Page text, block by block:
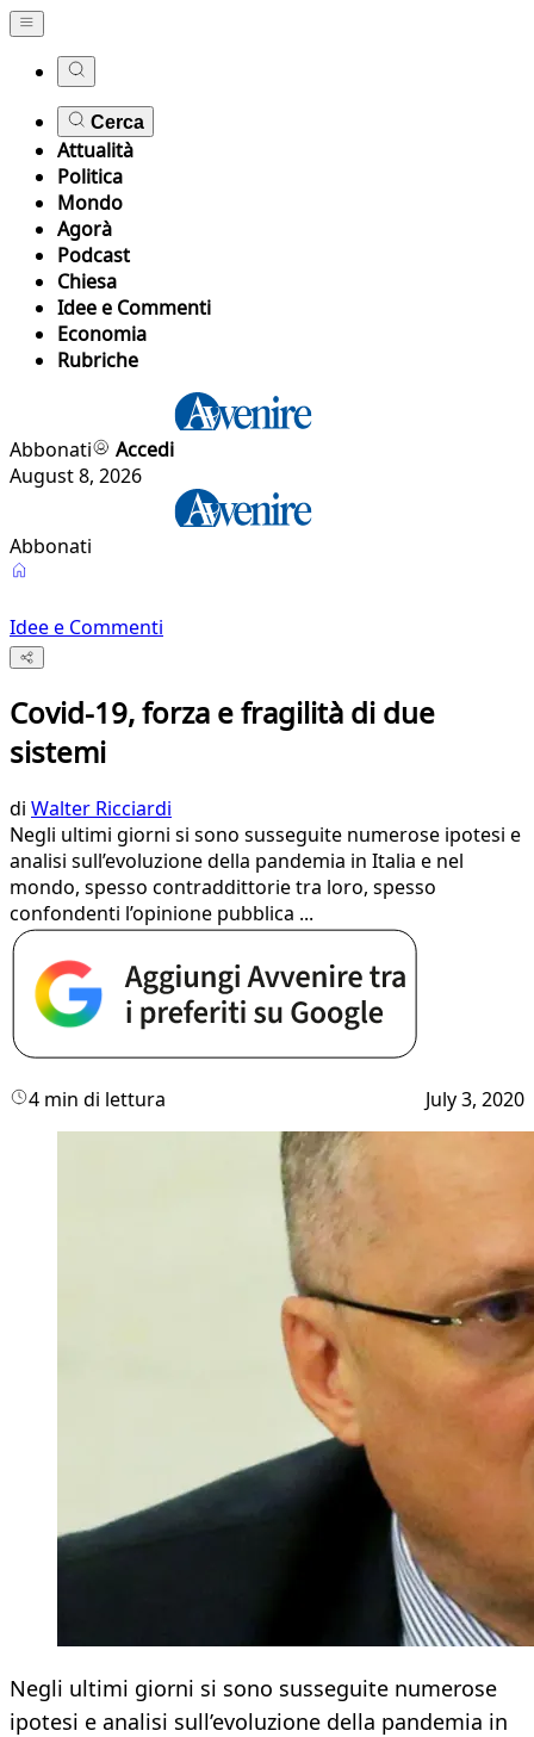
Cerca
Attualità
Politica
Mondo
Agorà
Podcast
Chiesa
Idee e Commenti
Economia
Rubriche
Abbonati
Accedi
August 8, 2026
Abbonati
Idee e Commenti
Covid-19, forza e fragilità di due
sistemi
di Walter Ricciardi
Negli ultimi giorni si sono susseguite numerose ipotesi e
analisi sull’evoluzione della pandemia in Italia e nel
mondo, spesso contraddittorie tra loro, spesso
confondenti l’opinione pubblica ...
4 min di lettura July 3, 2020
Negli ultimi giorni si sono susseguite numerose
ipotesi e analisi sull’evoluzione della pandemia in